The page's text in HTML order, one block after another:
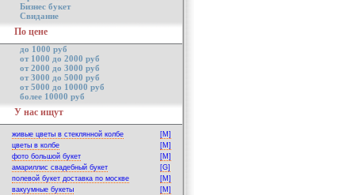
Бизнес букет
Свидание
По цене
до 1000 руб
от 1000 до 2000 руб
от 2000 до 3000 руб
от 3000 до 5000 руб
от 5000 до 10000 руб
более 10000 руб
У нас ищут
живые цветы в стеклянной колбе
[M]
цветы в колбе
[M]
фото большой букет
[M]
амариллис свадебный букет
[G]
полевой букет доставка по москве
[M]
вакуумные букеты
[M]